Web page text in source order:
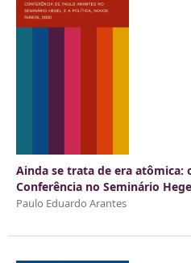
Ainda se trata de era atômica:
Paulo Eduardo Arantes